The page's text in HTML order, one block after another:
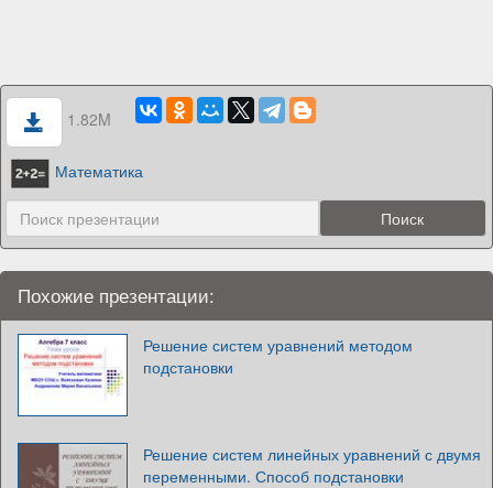
1.82M
Математика
Похожие презентации:
Решение систем уравнений методом
подстановки
Решение систем линейных уравнений с двумя
переменными. Способ подстановки